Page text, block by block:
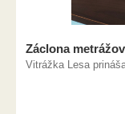
Záclona
Vitrážka Lesa